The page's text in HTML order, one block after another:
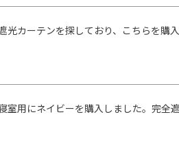
光カーテンを探しており、こちらを購
室用にネイビーを購入しました。完全